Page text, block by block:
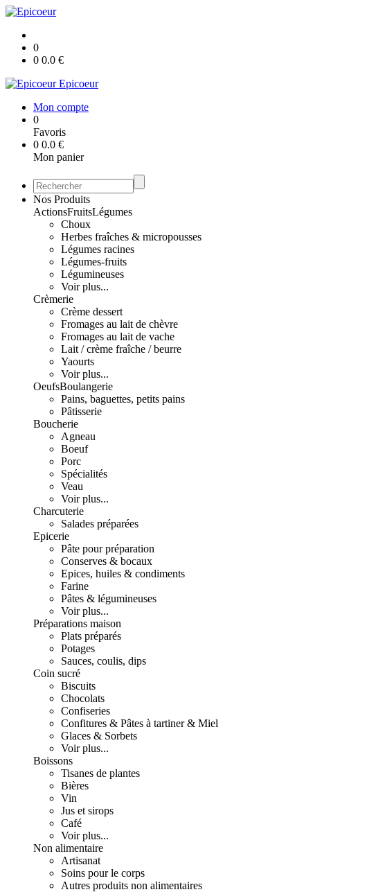
0
0 0.0 €
Epicoeur
Mon compte
0
Favoris
0 0.0 €
Mon panier
Nos Produits
ActionsFruitsLégumes
Choux
Herbes fraîches & micropousses
Légumes racines
Légumes-fruits
Légumineuses
Voir plus...
Crèmerie
Crème dessert
Fromages au lait de chèvre
Fromages au lait de vache
Lait / crème fraîche / beurre
Yaourts
Voir plus...
OeufsBoulangerie
Pains, baguettes, petits pains
Pâtisserie
Boucherie
Agneau
Boeuf
Porc
Spécialités
Veau
Voir plus...
Charcuterie
Salades préparées
Epicerie
Pâte pour préparation
Conserves & bocaux
Epices, huiles & condiments
Farine
Pâtes & légumineuses
Voir plus...
Préparations maison
Plats préparés
Potages
Sauces, coulis, dips
Coin sucré
Biscuits
Chocolats
Confiseries
Confitures & Pâtes à tartiner & Miel
Glaces & Sorbets
Voir plus...
Boissons
Tisanes de plantes
Bières
Vin
Jus et sirops
Café
Voir plus...
Non alimentaire
Artisanat
Soins pour le corps
Autres produits non alimentaires